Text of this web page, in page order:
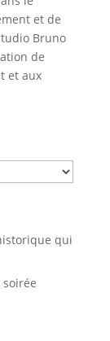
et de
Bruno
de
et aux
qui